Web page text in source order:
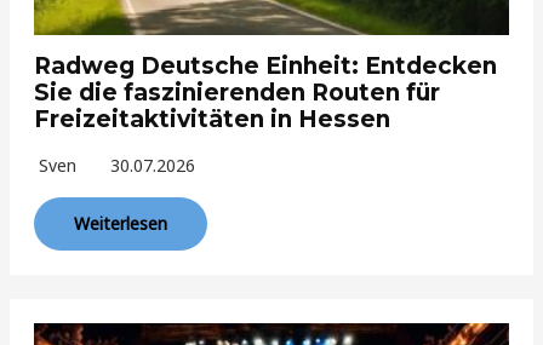
Radweg Deutsche Einheit: Entdecken
Sie die faszinierenden Routen für
Freizeitaktivitäten in Hessen
Sven 30.07.2026
Weiterlesen